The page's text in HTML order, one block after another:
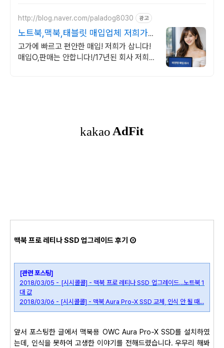
http://blog.naver.com/paladog8030 광고
노트북,맥북,태블릿 매입업체 저희가
삽니다! 매입O판매X
고가에 빠르고 편안한 매입! 저희가 삽니다!
매입O,판매는 안합니다!/17년된 회사 저희가
맥북 프로 레티나 SSD 업그레이드 후기 ③
[관련 포스팅]
2018/03/05 - [시시콜콜] - 맥북 프로 레티나 SSD 업그레이드...노트북 1
대 값
2018/03/06 - [시시콜콜] - 맥북 Aura Pro-X SSD 교체, 인식 안 될 때...
앞서 포스팅한 글에서 맥북용 OWC Aura Pro-X SSD를 설치하였
는데, 인식을 못하여 고생한 이야기를 전해드렸습니다. 우무리 해봐